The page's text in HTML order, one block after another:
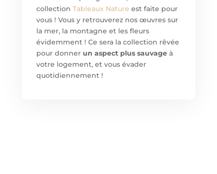
collection Tableaux Nature est faite pour
vous ! Vous y retrouverez nos œuvres sur
la mer, la montagne et les fleurs
évidemment ! Ce sera la collection rêvée
pour donner un aspect plus sauvageà
votre logement, et vous évader
quotidiennement !